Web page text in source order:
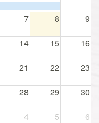
7 8 9
14 15 16
21 22 23
28 29 30
4 5 6